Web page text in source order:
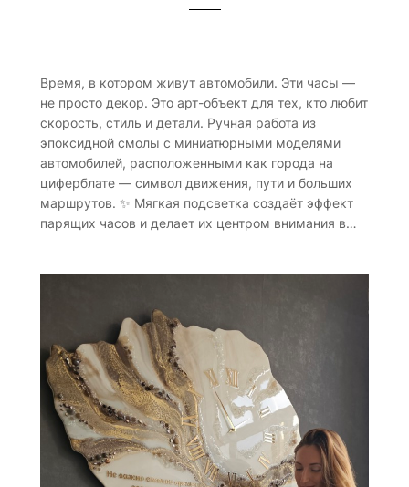
Время, в котором живут автомобили. Эти часы —
не просто декор. Это арт-объект для тех, кто любит
скорость, стиль и детали. Ручная работа из
эпоксидной смолы с миниатюрными моделями
автомобилей, расположенными как города на
циферблате — символ движения, пути и больших
маршрутов. ✨ Мягкая подсветка создаёт эффект
парящих часов и делает их центром внимания в…